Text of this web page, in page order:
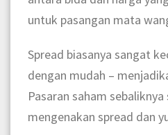
untuk pasangan mata
Spread biasanya sangat
dengan mudah –
Pasaran saham
mengenakan spread dan